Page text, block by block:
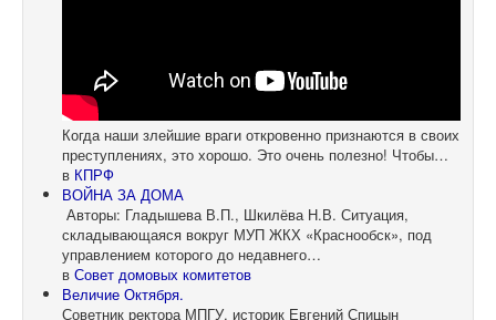
Когда наши злейшие враги откровенно признаются в своих
преступлениях, это хорошо. Это очень полезно! Чтобы…
в КПРФ
ВОЙНА ЗА ДОМА
Авторы: Гладышева В.П., Шкилёва Н.В. Ситуация,
складывающаяся вокруг МУП ЖКХ «Краснообск», под
управлением которого до недавнего…
в Совет домовых комитетов
Величие Октября.
Советник ректора МПГУ, историк Евгений Спицын